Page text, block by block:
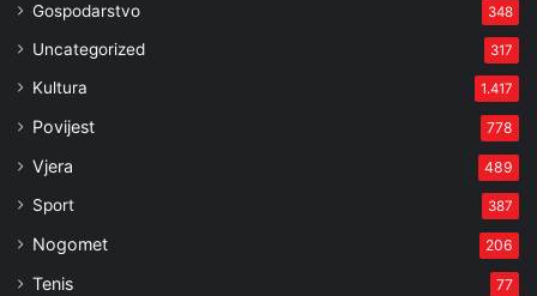
Gospodarstvo 348
Uncategorized 317
Kultura 1.417
Povijest 778
Vjera 489
Sport 387
Nogomet 206
Tenis 77